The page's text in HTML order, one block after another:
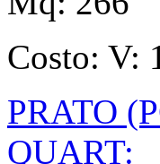
Costo: V:
PRATO
QUART: